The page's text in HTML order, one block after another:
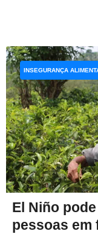
El Niño
pessoas em
INSEGURANÇA